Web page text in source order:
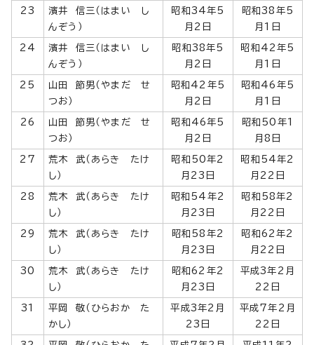
23
濱井 信三（はまい し
んぞう）
昭和34年5
月2日
昭和38年5
月1日
24
濱井 信三（はまい し
んぞう）
昭和38年5
月2日
昭和42年5
月1日
25
山田 節男（やまだ せ
つお）
昭和42年5
月2日
昭和46年5
月1日
26
山田 節男（やまだ せ
つお）
昭和46年5
月2日
昭和50年1
月8日
27
荒木 武（あらき たけ
し）
昭和50年2
月23日
昭和54年2
月22日
28
荒木 武（あらき たけ
し）
昭和54年2
月23日
昭和58年2
月22日
29
荒木 武（あらき たけ
し）
昭和58年2
月23日
昭和62年2
月22日
30
荒木 武（あらき たけ
し）
昭和62年2
月23日
平成3年2月
22日
31
平岡 敬（ひらおか た
かし）
平成3年2月
23日
平成7年2月
22日